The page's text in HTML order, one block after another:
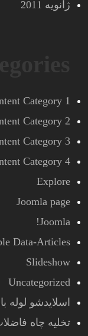
ژانویه 2011
Category 1
Category 2
Category 3
Category 4
Explore
Joomla page
Joomla!
Data-Articles
Slideshow
Uncategorized
اسلایدشو لوله
تخلیه چاه